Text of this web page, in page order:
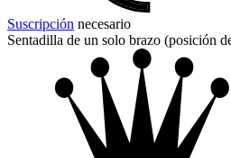
Suscripción necesario
Sentadilla de un solo brazo (posición